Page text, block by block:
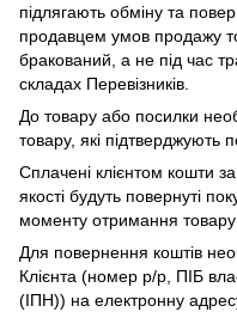
підлягають обміну та
продавцем умов продажу
бракований, а не під час
складах Перевізників.
До товару або посилки
товару, які підтверджують
Сплачені клієнтом кошти
якості будуть повернуті
моменту отримання товару
Для повернення коштів
Клієнта (номер р/р, ПІБ
(ІПН)) на електронну